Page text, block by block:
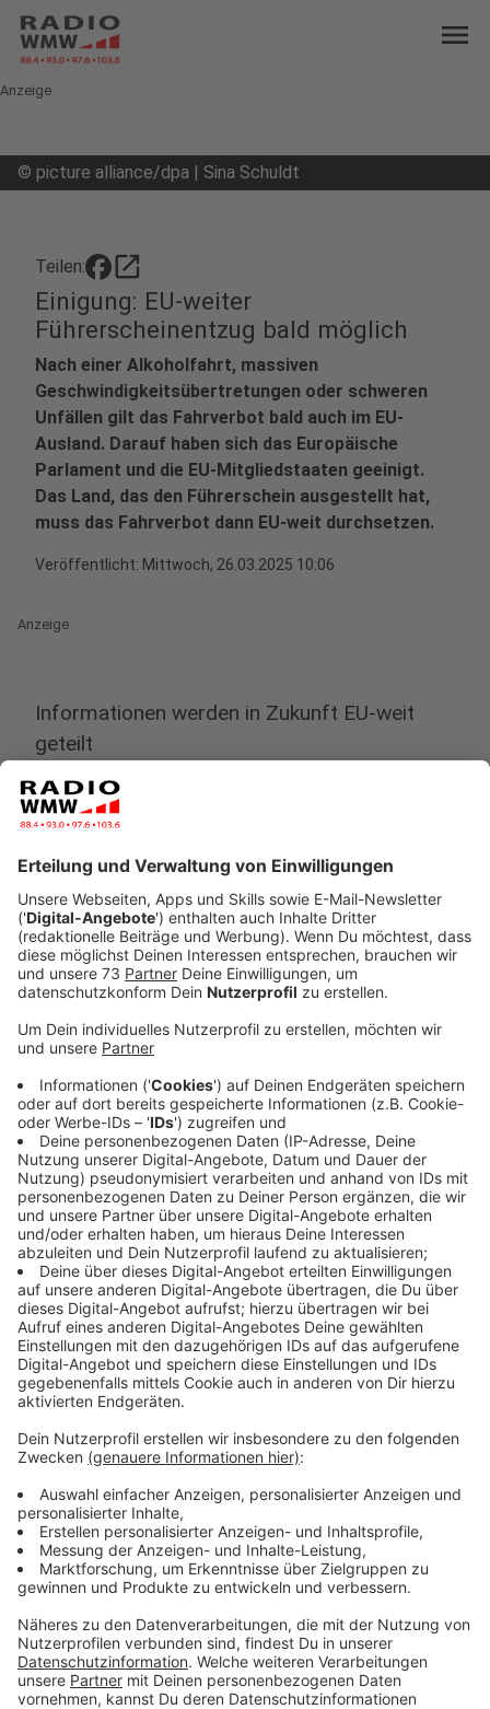
menu
Anzeige
© picture alliance/dpa | Sina Schuldt
Teilen: open_in_new
Einigung: EU-weiter
Führerscheinentzug bald möglich
Nach einer Alkoholfahrt, massiven
Geschwindigkeitsübertretungen oder schweren
Unfällen gilt das Fahrverbot bald auch im EU-
Ausland. Darauf haben sich das Europäische
Parlament und die EU-Mitgliedstaaten geeinigt.
Das Land, das den Führerschein ausgestellt hat,
muss das Fahrverbot dann EU-weit durchsetzen.
Veröffentlicht: Mittwoch, 26.03.2025 10:06
Anzeige
Informationen werden in Zukunft EU-weit
geteilt
Führerschein vollständig entziehen kann, das ihn auch
ausgestellt hat. Falls man also in einem anderen Land
ein Fahrverbot bekommen hat, galt es auch nur dort.
Beispielsweise, wenn man in Spanien nicht mehr fahren
darf, weil man dort zu schnell erwischt wurde, wussten
das die deutschen Behörden nicht und man konnte hier
weiter unbehelligt fahren. In Zukunft sollen jetzt die
Behörden Informationen zu schweren Verstößen
untereinander austauschen.
Die "klareren und zeitgerechteren" Kriterien für den
Führerscheinentzug bei schweren Verstößen
schützten nicht nur "verantwortungsbewusste Fahrer,
sondern auch die gesamte Bevölkerung", sagte der
Europaabgeordnete Matteo Ricci.
Außerdem einigte sich das Parlament auch auf weitere
neue Regeln im Verkehrssektor.
Anzeige
Digitaler Führerschein für alle EU-Bürger
Anzeige
Das geplante Regelwerk sieht vor, dass bis
spätestens 2030 ein einheitlicher digitaler
Führerschein für alle EU-Bürger eingeführt werden soll.
Dieser soll in allen Mitgliedstaaten anerkannt werden.
Gleichzeitig behalten Bürger das Recht, eine physische
Führerscheinkarte zu beantragen. Beide Versionen
bleiben gleichwertig und gelten für Autos und